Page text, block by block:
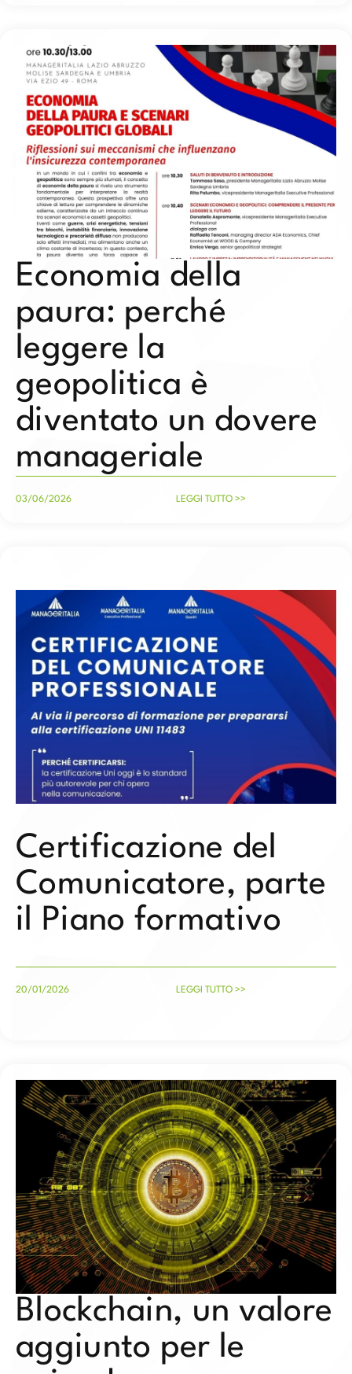
Economia della
paura: perché
leggere la
geopolitica è
diventato un dovere
manageriale
03/06/2026 LEGGI TUTTO >>
Certificazione del
Comunicatore, parte
il Piano formativo
20/01/2026 LEGGI TUTTO >>
Blockchain, un valore
aggiunto per le